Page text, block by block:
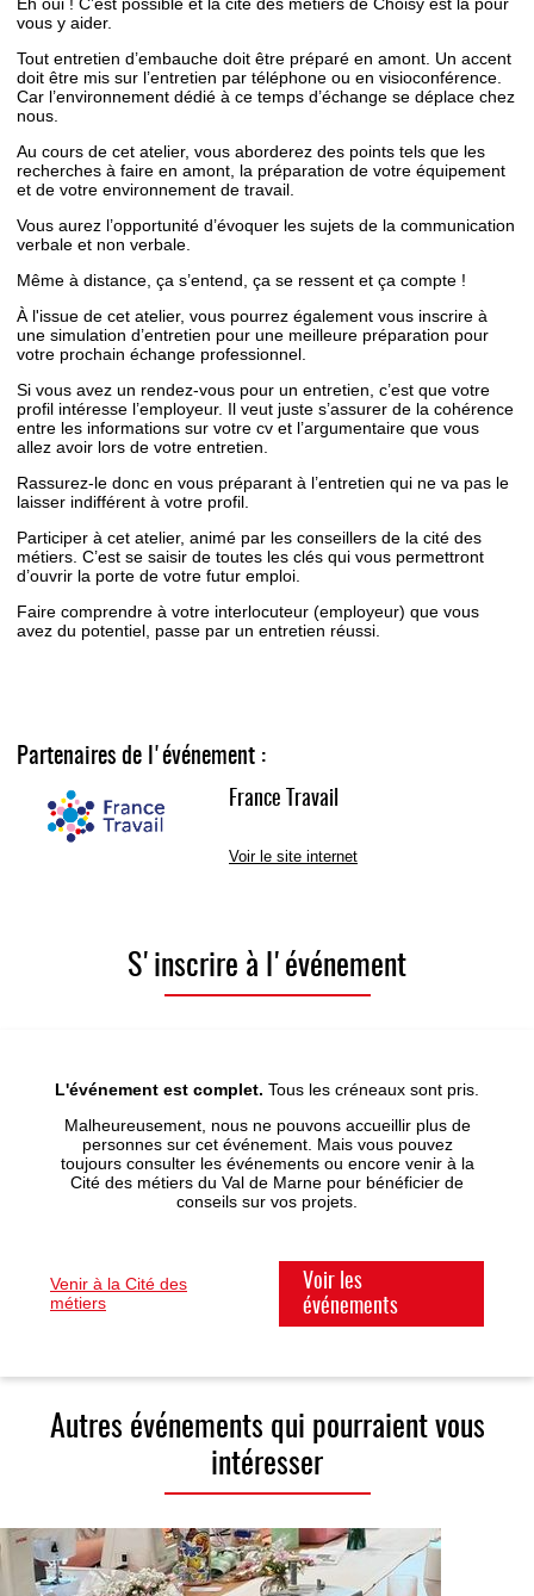
vous y aider.
Tout entretien d’embauche doit être préparé en amont. Un accent
doit être mis sur l’entretien par téléphone ou en visioconférence.
Car l’environnement dédié à ce temps d’échange se déplace chez
nous.
Au cours de cet atelier, vous aborderez des points tels que les
recherches à faire en amont, la préparation de votre équipement
et de votre environnement de travail.
Vous aurez l’opportunité d’évoquer les sujets de la communication
verbale et non verbale.
Même à distance, ça s’entend, ça se ressent et ça compte !
À l'issue de cet atelier, vous pourrez également vous inscrire à
une simulation d’entretien pour une meilleure préparation pour
votre prochain échange professionnel.
Si vous avez un rendez-vous pour un entretien, c’est que votre
profil intéresse l’employeur. Il veut juste s’assurer de la cohérence
entre les informations sur votre cv et l’argumentaire que vous
allez avoir lors de votre entretien.
Rassurez-le donc en vous préparant à l’entretien qui ne va pas le
laisser indifférent à votre profil.
Participer à cet atelier, animé par les conseillers de la cité des
métiers. C’est se saisir de toutes les clés qui vous permettront
d’ouvrir la porte de votre futur emploi.
Faire comprendre à votre interlocuteur (employeur) que vous
avez du potentiel, passe par un entretien réussi.
Partenaires de l'événement :
France Travail
Voir le site internet
S'inscrire à l'événement
L'événement est complet. Tous les créneaux sont pris.
Malheureusement, nous ne pouvons accueillir plus de
personnes sur cet événement. Mais vous pouvez
toujours consulter les événements ou encore venir à la
Cité des métiers du Val de Marne pour bénéficier de
conseils sur vos projets.
Venir à la Cité des
métiers
Voir les
événements
Autres événements qui pourraient vous
intéresser